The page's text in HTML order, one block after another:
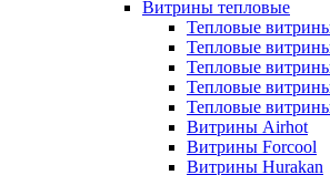
Витрины тепловые
Тепловые
Тепловые
Тепловые
Тепловые
Тепловые
Витрины Airhot
Витрины Forcool
Витрины Hurakan